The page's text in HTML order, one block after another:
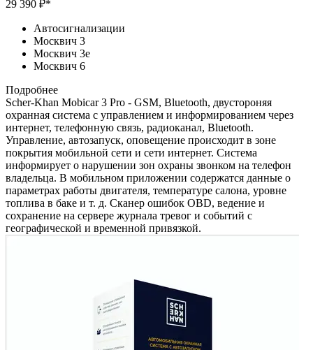
29 390 ₽*
Автосигнализации
Москвич 3
Москвич 3e
Москвич 6
Подробнее
Scher-Khan Mobicar 3 Pro - GSM, Bluetooth, двустороняя
охранная система с управлением и информированием через
интернет, телефонную связь, радиоканал, Bluetooth.
Управление, автозапуск, оповещение происходит в зоне
покрытия мобильной сети и сети интернет. Система
информирует о нарушении зон охраны звонком на телефон
владельца. В мобильном приложении содержатся данные о
параметрах работы двигателя, температуре салона, уровне
топлива в баке и т. д. Сканер ошибок OBD, ведение и
сохранение на сервере журнала тревог и событий с
географической и временной привязкой.